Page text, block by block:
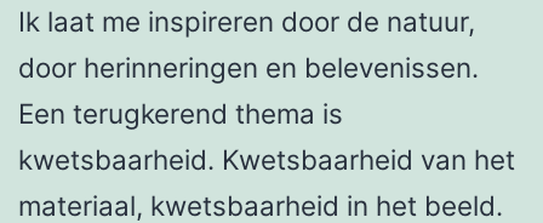
Ik laat me inspireren door de natuur,
door herinneringen en belevenissen.
Een terugkerend thema is
kwetsbaarheid. Kwetsbaarheid van het
materiaal, kwetsbaarheid in het beeld.